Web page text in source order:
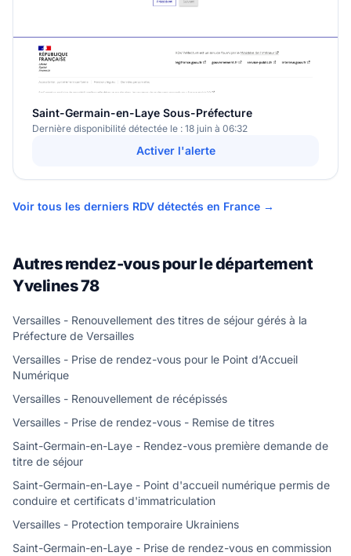
Saint-Germain-en-Laye Sous-Préfecture
Dernière disponibilité détectée le : 18 juin à 06:32
Activer l'alerte
Voir tous les derniers RDV détectés en France →
Autres rendez-vous pour le département
Yvelines 78
Versailles - Renouvellement des titres de séjour gérés à la
Préfecture de Versailles
Versailles - Prise de rendez-vous pour le Point d’Accueil
Numérique
Versailles - Renouvellement de récépissés
Versailles - Prise de rendez-vous - Remise de titres
Saint-Germain-en-Laye - Rendez-vous première demande de
titre de séjour
Saint-Germain-en-Laye - Point d'accueil numérique permis de
conduire et certificats d'immatriculation
Versailles - Protection temporaire Ukrainiens
Saint-Germain-en-Laye - Prise de rendez-vous en commission